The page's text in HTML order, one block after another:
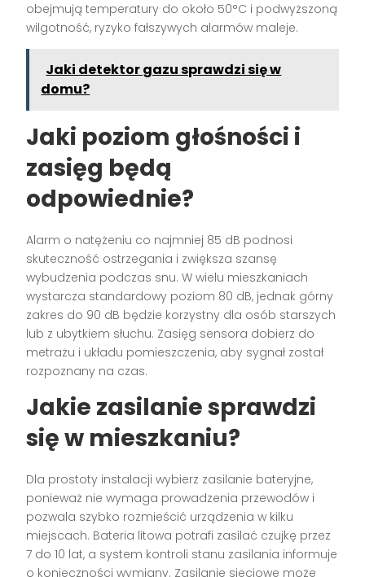
obejmują temperatury do około 50°C i podwyższoną
wilgotność, ryzyko fałszywych alarmów maleje.
Jaki detektor gazu sprawdzi się w
domu?
Jaki poziom głośności i
zasięg będą
odpowiednie?
Alarm o natężeniu co najmniej 85 dB podnosi
skuteczność ostrzegania i zwiększa szansę
wybudzenia podczas snu. W wielu mieszkaniach
wystarcza standardowy poziom 80 dB, jednak górny
zakres do 90 dB będzie korzystny dla osób starszych
lub z ubytkiem słuchu. Zasięg sensora dobierz do
metrażu i układu pomieszczenia, aby sygnał został
rozpoznany na czas.
Jakie zasilanie sprawdzi
się w mieszkaniu?
Dla prostoty instalacji wybierz zasilanie bateryjne,
ponieważ nie wymaga prowadzenia przewodów i
pozwala szybko rozmieścić urządzenia w kilku
miejscach. Bateria litowa potrafi zasilać czujkę przez
7 do 10 lat, a system kontroli stanu zasilania informuje
o konieczności wymiany. Zasilanie sieciowe może